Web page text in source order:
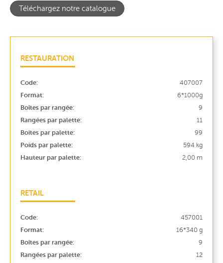
Téléchargez notre catalogue
RESTAURATION
Code: 407007
Format: 6*1000g
Boîtes par rangée: 9
Rangées par palette: 11
Boites par palette: 99
Poids par palette: 594 kg
Hauteur par palette: 2,00 m
RETAIL
Code: 457001
Format: 16*340 g
Boîtes par rangée: 9
Rangées par palette: 12